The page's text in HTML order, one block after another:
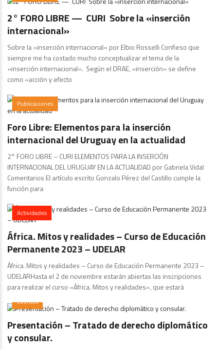
2° FORO LIBRE — CURI Sobre la «inserción
internacional»
Sobre la «inserción internacional» por Elbio Rosselli Confieso que
siempre me ha costado mucho conceptualizar el tema de la
«inserción internacional». Según el DRAE, «inserción» se define
como «acción y efecto
Publicaciones
Foro Libre: Elementos para la inserción
internacional del Uruguay en la actualidad
2° FORO LIBRE – CURI ELEMENTOS PARA LA INSERCIÓN
INTERNACIONAL DEL URUGUAY EN LA ACTUALIDAD por Gabriela Vidal
Comentarios El artículo escrito Gonzalo Pérez del Castillo cumple la
función para
Actividades
África. Mitos y realidades – Curso de Educación
Permanente 2023 – UDELAR
África. Mitos y realidades – Curso de Educación Permanente 2023 –
UDELARHasta el 2 de noviembre estarán abiertas las inscripciones
para realizar el curso «África. Mitos y realidades», que estará
Eventos
Presentación – Tratado de derecho diplomático
y consular.